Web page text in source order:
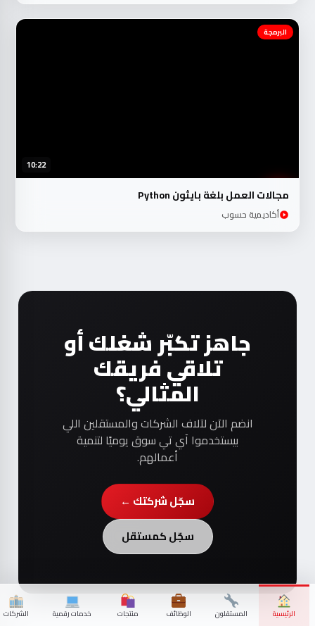
10:22
البرمجة
مجالات العمل بلغة بايثون Python
أكاديمية حسوب
جاهز تكبّر شغلك أو
تلاقي فريقك
المثالي؟
انضم الآن لآلاف الشركات والمستقلين اللي
بيستخدموا آي تي سوق يوميًا لتنمية
أعمالهم.
سجّل شركتك ←
سجّل كمستقل
الرئيسية المستقلون الوظائف منتجات خدمات رقمية الشركات